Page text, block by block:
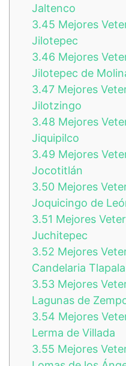
Jaltenco
3.45 Mejores
Jilotepec
3.46 Mejores
Jilotepec de
3.47 Mejores
Jilotzingo
3.48 Mejores
Jiquipilco
3.49 Mejores
Jocotitlán
3.50 Mejores
Joquicingo de
3.51 Mejores
Juchitepec
3.52 Mejores
Candelaria Tlapala
3.53 Mejores
Lagunas de
3.54 Mejores
Lerma de Villada
3.55 Mejores